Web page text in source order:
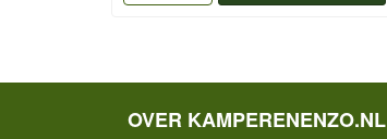
OVER KAMPERENENZO.NL